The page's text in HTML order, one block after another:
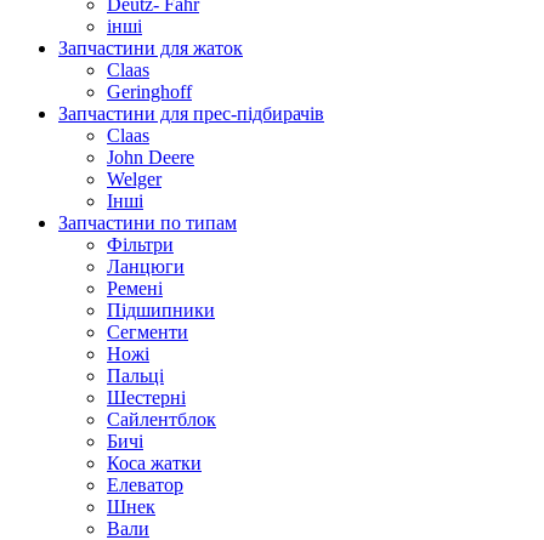
Deutz- Fahr
інші
Запчастини для жаток
Claas
Geringhoff
Запчастини для прес-підбирачів
Claas
John Deere
Welger
Інші
Запчастини по типам
Фільтри
Ланцюги
Ремені
Підшипники
Сегменти
Ножі
Пальці
Шестерні
Сайлентблок
Бичі
Коса жатки
Елеватор
Шнек
Вали